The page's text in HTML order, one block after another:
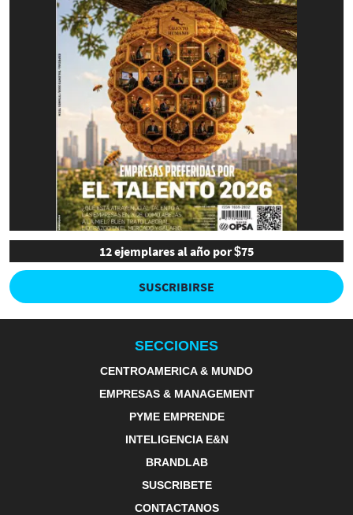
12 ejemplares al año por $75
SUSCRIBIRSE
SECCIONES
CENTROAMERICA & MUNDO
EMPRESAS & MANAGEMENT
PYME EMPRENDE
INTELIGENCIA E&N
BRANDLAB
SUSCRIBETE
CONTACTANOS